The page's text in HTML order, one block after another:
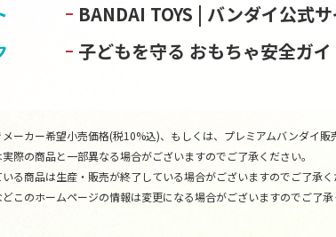
BANDAI TOYS | バンダイ公式サ
子どもを守る おもちゃ安全ガイ
ーカー希望小売価格(税10%込)、もしくは、プレミアムバンダイ販
際の商品と一部異なる場合がございますのでご了承ください。
る商品は生産・販売が終了している場合がございますのでご了承く
このホームページの情報は変更になる場合がございますのでご了承